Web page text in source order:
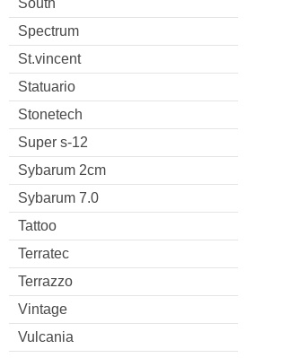
Spectrum
St.vincent
Statuario
Stonetech
Super s-12
Sybarum 2cm
Sybarum 7.0
Tattoo
Terratec
Terrazzo
Vintage
Vulcania